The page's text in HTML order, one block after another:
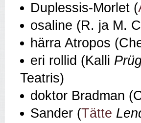
Duplessis-Morlet (
osaline (R. ja M.
härra Atropos
eri rollid (Kalli
Teatris)
doktor Bradman
Sander (Tätte